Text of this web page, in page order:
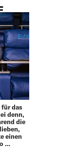
für das
denn,
die
einen
…